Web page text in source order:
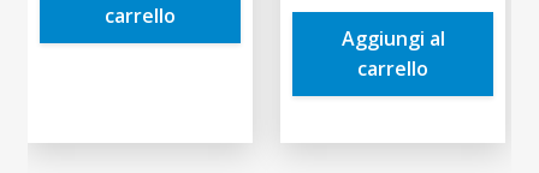
carrello
era:
0,06€.
è:
Aggiungi al
carrello